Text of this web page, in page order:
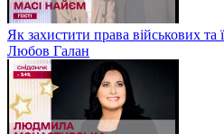
Як захистити права військових
Любов Галан